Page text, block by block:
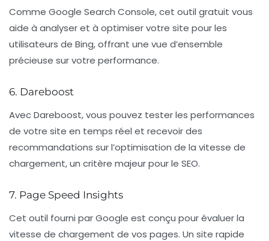
Comme Google Search Console, cet outil gratuit vous
aide à analyser et à optimiser votre site pour les
utilisateurs de Bing, offrant une vue d’ensemble
précieuse sur votre performance.
6. Dareboost
Avec Dareboost, vous pouvez tester les performances
de votre site en temps réel et recevoir des
recommandations sur l’optimisation de la vitesse de
chargement, un critère majeur pour le SEO.
7. Page Speed Insights
Cet outil fourni par Google est conçu pour évaluer la
vitesse de chargement de vos pages. Un site rapide